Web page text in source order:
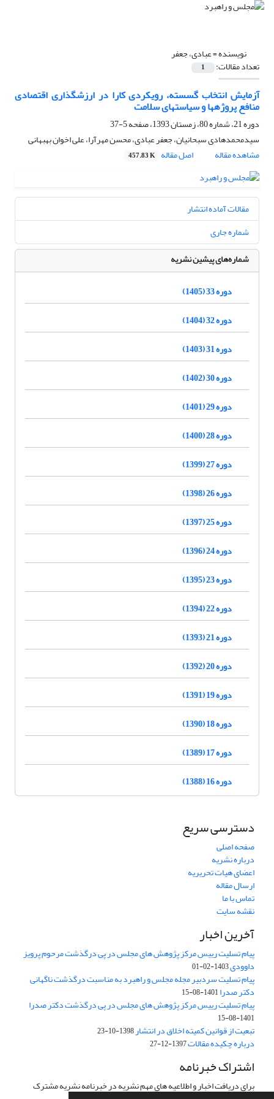
نویسنده =عبادی، جعفر
تعداد مقالات: 1
آزمایش انتخاب گسسته، رویکردی کارا در ارزشگذاری اقتصادی
منافع پروژهها و سیاستهای سلامت
دوره 21، شماره 80، زمستان 1393، صفحه
5-37
سیدمحمدهادی سبحانیان، جعفر عبادی، محسن مهرآرا، علی اخوان بهبهانی
مشاهده مقاله
اصل مقاله 457.83 K
مقالات آماده انتشار
شماره جاری
شماره‌های پیشین نشریه
دوره 33 (1405)
دوره 32 (1404)
دوره 31 (1403)
دوره 30 (1402)
دوره 29 (1401)
دوره 28 (1400)
دوره 27 (1399)
دوره 26 (1398)
دوره 25 (1397)
دوره 24 (1396)
دوره 23 (1395)
دوره 22 (1394)
دوره 21 (1393)
دوره 20 (1392)
دوره 19 (1391)
دوره 18 (1390)
دوره 17 (1389)
دوره 16 (1388)
دسترسی سریع
صفحه اصلی
درباره نشریه
اعضای هیات تحریریه
ارسال مقاله
تماس با ما
نقشه سایت
آخرین اخبار
پیام تسلیت رییس مرکز پژوهش های مجلس در پی درگذشت مرحوم پرویز
داوودی1403-02-01
پیام تسلیت سردبیر مجله مجلس و راهبرد به مناسبت درگذشت ناگهانی
دکتر صدرا1401-08-15
پیام تسلیت رییس مرکز پژوهش های مجلس در پی درگذشت دکتر صدرا
1401-08-15
تبعیت از قوانین کمیته اخلاق در انتشار1398-10-23
درباره چکیده مقالات1397-12-27
اشتراک خبرنامه
برای دریافت اخبار و اطلاعیه های مهم نشریه در خبرنامه نشریه مشترک